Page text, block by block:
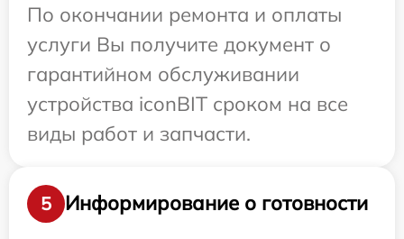
По окончании ремонта и оплаты
услуги Вы получите документ о
гарантийном обслуживании
устройства iconBIT сроком на все
виды работ и запчасти.
5
Информирование о готовности